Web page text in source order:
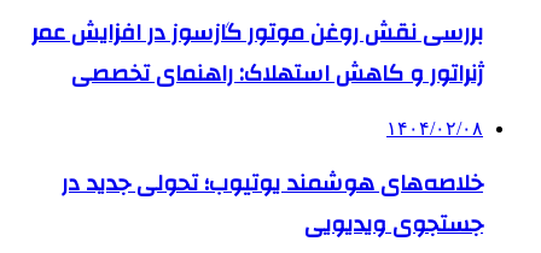
بررسی نقش روغن موتور گازسوز در افزایش عمر
ژنراتور و کاهش استهلاک: راهنمای تخصصی
۱۴۰۴/۰۲/۰۸
خلاصه‌های هوشمند یوتیوب؛ تحولی جدید در
جستجوی ویدیویی